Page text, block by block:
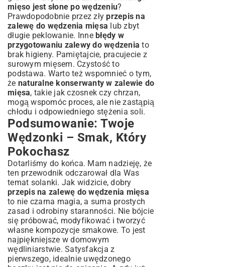
mięso jest słone po wędzeniu?
Prawdopodobnie przez złyprzepis na
zalewę do wędzenia mięsa lub zbyt
długie peklowanie. Inne błędy w
przygotowaniu zalewy do wędzenia to
brak higieny. Pamiętajcie, pracujecie z
surowym mięsem. Czystość to
podstawa. Warto też wspomnieć o tym,
że naturalne konserwanty w zalewie do
mięsa, takie jak czosnek czy chrzan,
mogą wspomóc proces, ale nie zastąpią
chłodu i odpowiedniego stężenia soli.
Podsumowanie: Twoje
Wędzonki – Smak, Który
Pokochasz
Dotarliśmy do końca. Mam nadzieję, że
ten przewodnik odczarował dla Was
temat solanki. Jak widzicie, dobry
przepis na zalewę do wędzenia mięsa
to nie czarna magia, a suma prostych
zasad i odrobiny staranności. Nie bójcie
się próbować, modyfikować i tworzyć
własne kompozycje smakowe. To jest
najpiękniejsze w domowym
wędliniarstwie. Satysfakcja z
pierwszego, idealnie uwędzonego